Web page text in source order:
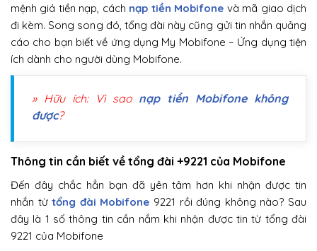
mệnh giá tiền nạp, cách nạp tiền Mobifone và mã giao dịch
đi kèm. Song song đó, tổng đài này cũng gửi tin nhắn quảng
cáo cho bạn biết về ứng dụng My Mobifone – Ứng dụng tiện
ích dành cho người dùng Mobifone.
» Hữu ích: Vì sao nạp tiền Mobifone không
được?
Thông tin cần biết về tổng đài +9221 của Mobifone
Đến đây chắc hẳn bạn đã yên tâm hơn khi nhận được tin
nhắn từtổng đài Mobifone 9221 rồi đúng không nào? Sau
đây là 1 số thông tin cần nắm khi nhận được tin từ tổng đài
9221 của Mobifone